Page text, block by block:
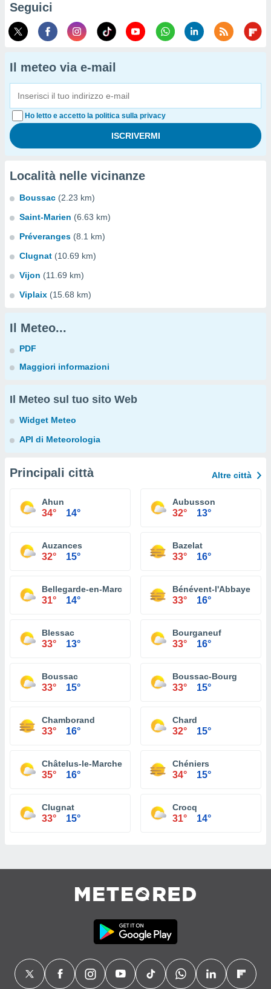
Seguici
Il meteo via e-mail
Ho letto e accetto la politica sulla privacy
Località nelle vicinanze
Boussac (2.23 km)
Saint-Marien (6.63 km)
Préveranges (8.1 km)
Clugnat (10.69 km)
Vijon (11.69 km)
Viplaix (15.68 km)
Il Meteo...
PDF
Maggiori informazioni
Il Meteo sul tuo sito Web
Widget Meteo
API di Meteorologia
Principali città Altre città
Ahun
34° 14°
Aubusson
32° 13°
Auzances
32° 15°
Bazelat
33° 16°
Bellegarde-en-Marche
31° 14°
Bénévent-l'Abbaye
33° 16°
Blessac
33° 13°
Bourganeuf
33° 16°
Boussac
33° 15°
Boussac-Bourg
33° 15°
Chamborand
33° 16°
Chard
32° 15°
Châtelus-le-Marcheix
35° 16°
Chéniers
34° 15°
Clugnat
33° 15°
Crocq
31° 14°